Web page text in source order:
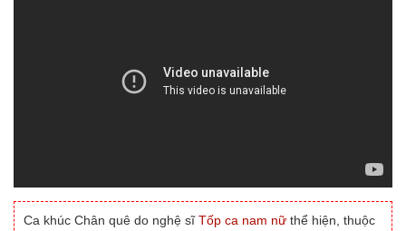
Ca khúc Chân quê do nghệ sĩTốp ca nam nữ thể hiện, thuộc